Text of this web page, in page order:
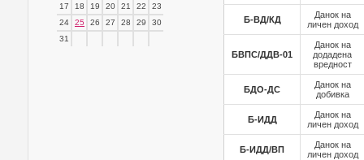
17
18 19 20 21 22
23
24
25 26 27 28 29
30
31
Б-ВД/КД
Данок на
личен доход
БВПС/ДДВ-01
Данок на
додадена
вредност
БДО-ДС
Данок на
добивка
Б-ИДД
Данок на
личен доход
Б-ИДД/ВП
Данок на
личен доход